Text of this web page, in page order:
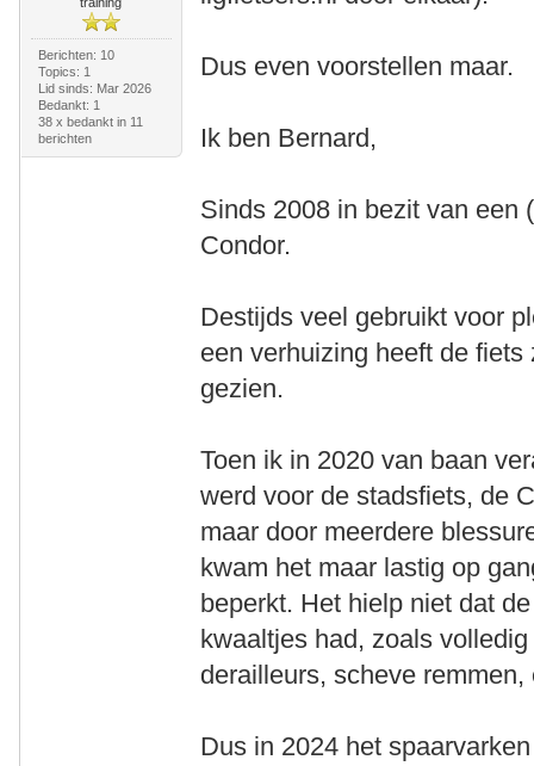
Berichten: 10
Topics: 1
Lid sinds: Mar 2026
Bedankt: 1
38 x bedankt in 11
berichten
Dus even voorstellen maar.
Ik ben Bernard,
Sinds 2008 in bezit van een
Condor.
Destijds veel gebruikt voor
een verhuizing heeft de
gezien.
Toen ik in 2020 van baan
werd voor de stadsfiets, de
maar door meerdere
kwam het maar lastig op
beperkt. Het hielp niet dat
kwaaltjes had, zoals
derailleurs, scheve remmen,
Dus in 2024 het